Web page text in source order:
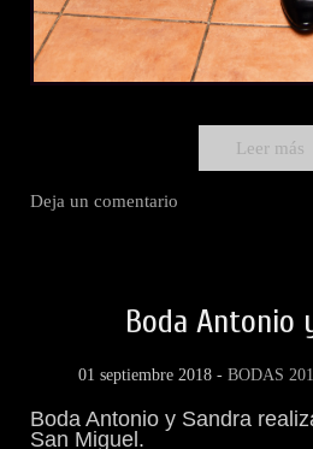
Leer más
Deja un comentario
Boda Antonio
01 septiembre 2018 - BODAS
Boda Antonio y Sandra
San Miguel.